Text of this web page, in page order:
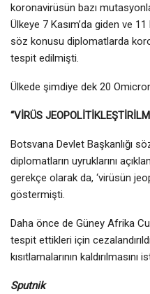
koronavirüsün bazı
Ülkeye 7 Kasım’da giden ve 11
söz konusu diplomatlarda
tespit edilmişti.
Ülkede şimdiye dek 20
“VİRÜS
Botsvana Devlet Başkanlığı
diplomatların uyruklarını
gerekçe olarak da, ‘virüsün
göstermişti.
Daha önce de Güney Afrika
tespit ettikleri için
kısıtlamalarının kaldırılmasını
Sputnik